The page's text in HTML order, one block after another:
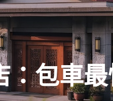
包車